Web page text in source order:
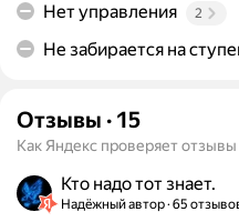
Нет управления 2
Не забирается на
Отзывы · 15
Как Яндекс проверяет отзывы
Кто надо тот знает.
Надёжный автор 65